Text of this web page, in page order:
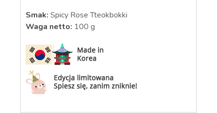
Smak:Spicy Rose Tteokbokki
Waga netto: 100 g